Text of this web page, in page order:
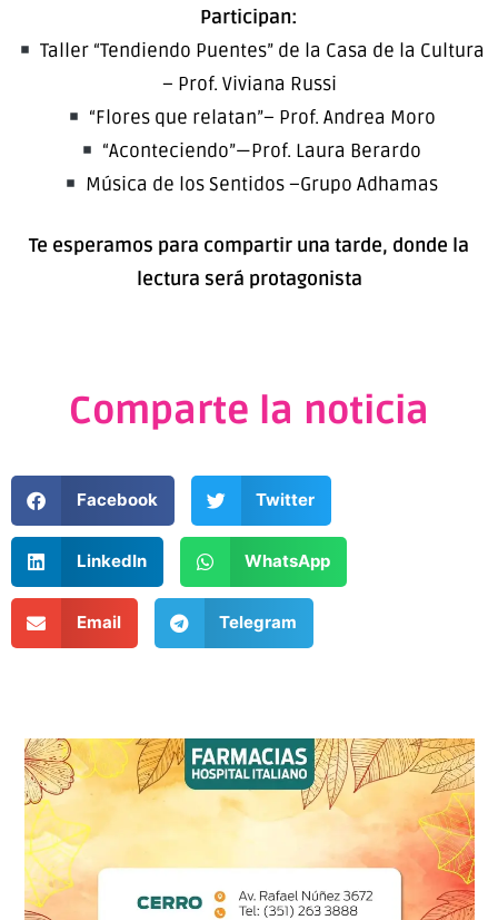
Participan:
Taller “Tendiendo Puentes” de la Casa de la Cultura
– Prof. Viviana Russi
“Flores que relatan”– Prof. Andrea Moro
“Aconteciendo”—Prof. Laura Berardo
Música de los Sentidos –Grupo Adhamas
Te esperamos para compartir una tarde, donde la
lectura será protagonista
Comparte la noticia
Facebook Twitter
LinkedIn WhatsApp
Email Telegram